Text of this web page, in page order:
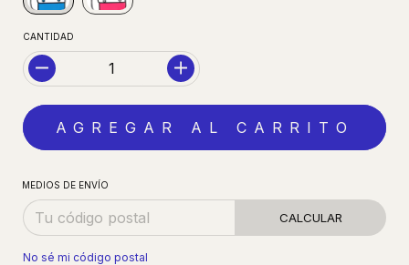
CANTIDAD
MEDIOS DE ENVÍO
CALCULAR
No sé mi código postal